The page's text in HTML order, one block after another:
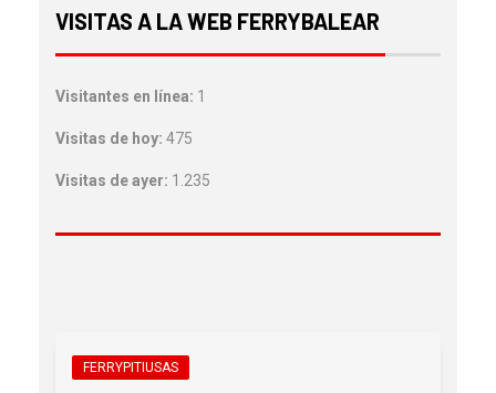
VISITAS A LA WEB FERRYBALEAR
Visitantes en línea: 1
Visitas de hoy: 475
Visitas de ayer: 1.235
FERRYPITIUSAS